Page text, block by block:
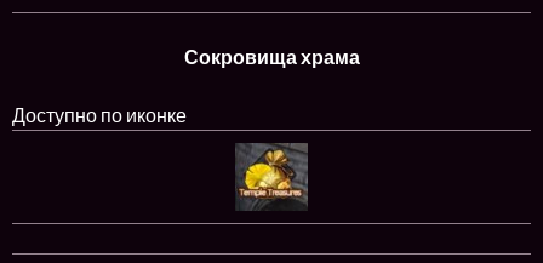
Сокровища храма
Доступно по иконке